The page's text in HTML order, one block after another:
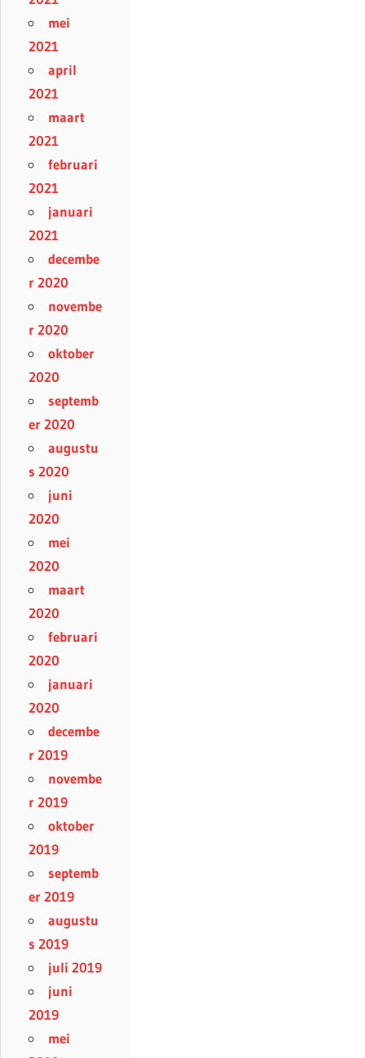
mei
2021
april
2021
maart
2021
februari
2021
januari
2021
decembe
r 2020
novembe
r 2020
oktober
2020
septemb
er 2020
augustu
s 2020
juni
2020
mei
2020
maart
2020
februari
2020
januari
2020
decembe
r 2019
novembe
r 2019
oktober
2019
septemb
er 2019
augustu
s 2019
juli 2019
juni
2019
mei